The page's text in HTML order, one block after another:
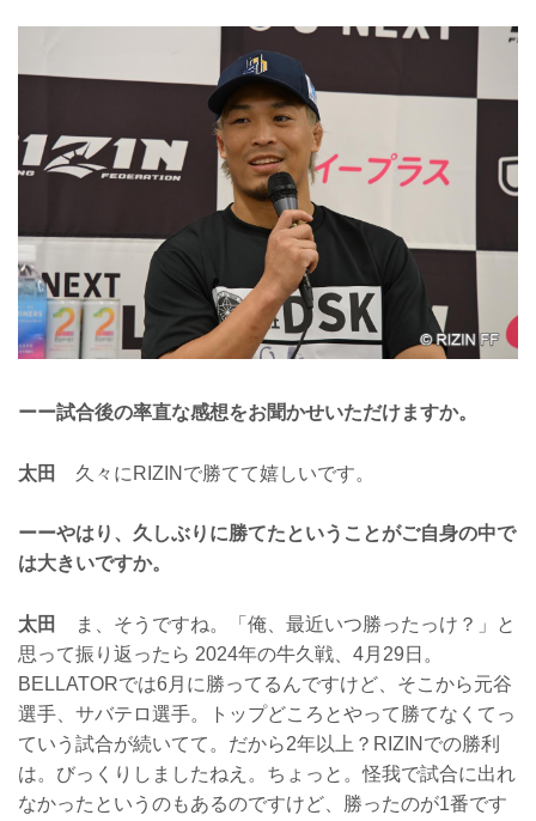
ーー試合後の率直な感想をお聞かせいただけますか。
太田 久々にRIZINで勝てて嬉しいです。
ーーやはり、久しぶりに勝てたということがご自身の中で
は大きいですか。
太田
ま、そうですね。「俺、最近いつ勝ったっけ？」と
思って振り返ったら 2024年の牛久戦、4月29日。
BELLATORでは6月に勝ってるんですけど、そこから元谷
選手、サバテロ選手。トップどころとやって勝てなくてっ
ていう試合が続いてて。だから2年以上？RIZINでの勝利
は。びっくりしましたねえ。ちょっと。怪我で試合に出れ
なかったというのもあるのですけど、勝ったのが1番です